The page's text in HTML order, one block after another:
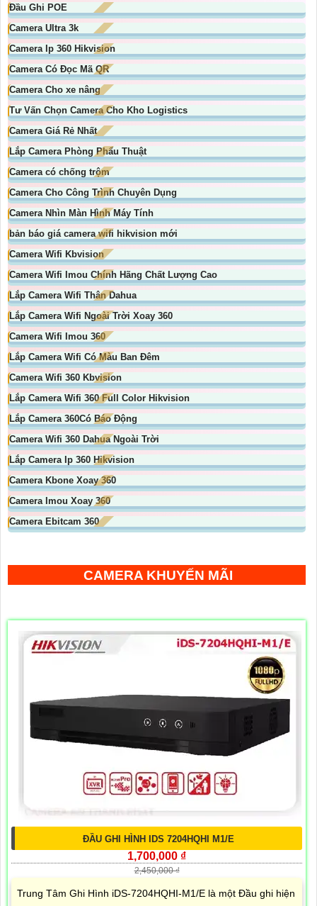
Đầu Ghi POE
Camera Ultra 3k
Camera Ip 360 Hikvision
Camera Có Đọc Mã QR
Camera Cho xe nâng
Tư Vấn Chọn Camera Cho Kho Logistics
Camera Giá Rẻ Nhất
Lắp Camera Phòng Phẩu Thuật
Camera có chống trộm
Camera Cho Công Trình Chuyên Dụng
Camera Nhìn Màn Hình Máy Tính
bản báo giá camera wifi hikvision mới
Camera Wifi Kbvision
Camera Wifi Imou Chính Hãng Chất Lượng Cao
Lắp Camera Wifi Thân Dahua
Lắp Camera Wifi Ngoài Trời Xoay 360
Camera Wifi Imou 360
Lắp Camera Wifi Có Màu Ban Đêm
Camera Wifi 360 Kbvision
Lắp Camera Wifi 360 Full Color Hikvision
Lắp Camera 360Có Báo Động
Camera Wifi 360 Dahua Ngoài Trời
Lắp Camera Ip 360 Hikvision
Camera Kbone Xoay 360
Camera Imou Xoay 360
Camera Ebitcam 360
CAMERA KHUYẾN MÃI
ĐẦU GHI HÌNH IDS 7204HQHI M1/E
1,700,000 ₫
2,450,000 ₫
Trung Tâm Ghi Hình iDS-7204HQHI-M1/E là một Đầu ghi hiện